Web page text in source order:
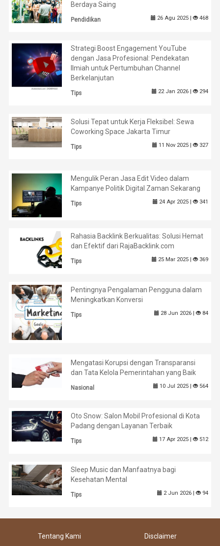
Berdaya Saing
Pendidikan 26 Agu 2025 | 468
Strategi Boost Engagement YouTube
dengan Jasa Profesional: Pendekatan
Ilmiah untuk Pertumbuhan Channel
Berkelanjutan
Tips 22 Jan 2026 | 294
Solusi Tepat untuk Kerja Fleksibel: Sewa
Coworking Space Jakarta Timur
Tips 11 Nov 2025 | 327
Mengulik Peran Jasa Edit Video dalam
Kampanye Politik Digital Zaman Sekarang
Tips 24 Apr 2025 | 341
Rahasia Backlink Berkualitas: Solusi Hemat
dan Efektif dari RajaBacklink.com
Tips 25 Mar 2025 | 369
Pentingnya Pengalaman Pengguna dalam
Meningkatkan Konversi
Tips 28 Jun 2026 | 84
Mengatasi Korupsi dengan Transparansi
dan Tata Kelola Pemerintahan yang Baik
Nasional 10 Jul 2025 | 564
Oto Snow: Salon Mobil Profesional di Kota
Padang dengan Layanan Terbaik
Tips 17 Apr 2025 | 512
Sleep Music dan Manfaatnya bagi
Kesehatan Mental
Tips 2 Jun 2026 | 94
Tentang Kami Disclaimer